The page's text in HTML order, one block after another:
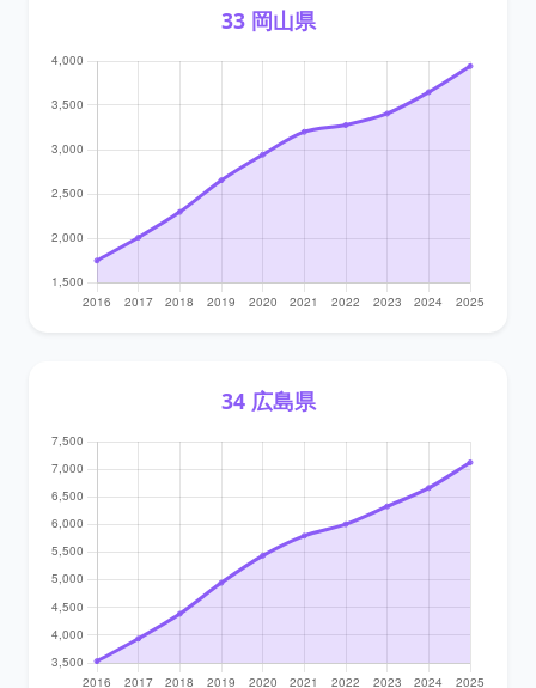
33 岡山県
34 広島県